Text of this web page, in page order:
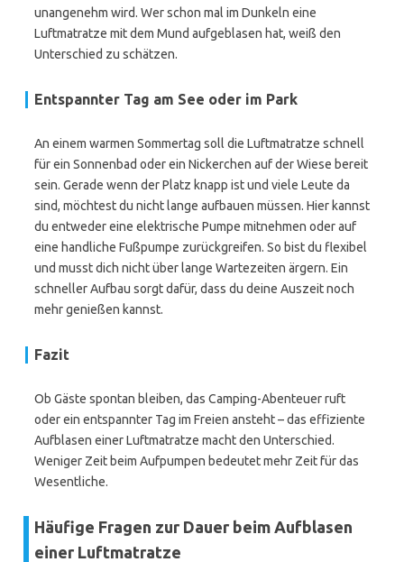
unangenehm wird. Wer schon mal im Dunkeln eine
Luftmatratze mit dem Mund aufgeblasen hat, weiß den
Unterschied zu schätzen.
Entspannter Tag am See oder im Park
An einem warmen Sommertag soll die Luftmatratze schnell
für ein Sonnenbad oder ein Nickerchen auf der Wiese bereit
sein. Gerade wenn der Platz knapp ist und viele Leute da
sind, möchtest du nicht lange aufbauen müssen. Hier kannst
du entweder eine elektrische Pumpe mitnehmen oder auf
eine handliche Fußpumpe zurückgreifen. So bist du flexibel
und musst dich nicht über lange Wartezeiten ärgern. Ein
schneller Aufbau sorgt dafür, dass du deine Auszeit noch
mehr genießen kannst.
Fazit
Ob Gäste spontan bleiben, das Camping-Abenteuer ruft
oder ein entspannter Tag im Freien ansteht – das effiziente
Aufblasen einer Luftmatratze macht den Unterschied.
Weniger Zeit beim Aufpumpen bedeutet mehr Zeit für das
Wesentliche.
Häufige Fragen zur Dauer beim Aufblasen
einer Luftmatratze